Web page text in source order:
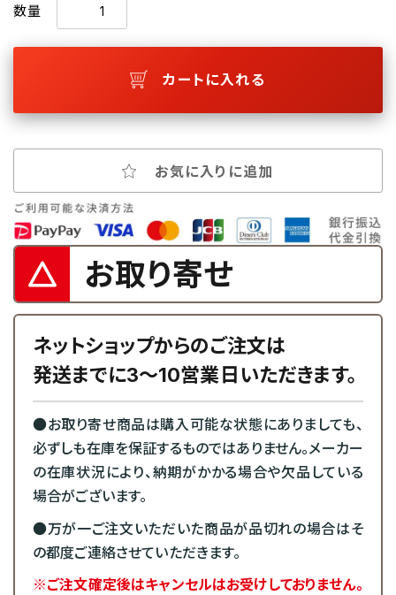
数量
カートに入れる
お気に入りに追加
お取り寄せ
ネットショップからのご注文は
発送までに3～10営業日いただきます。
●お取り寄せ商品は購入可能な状態にありましても、
必ずしも在庫を保証するものではありません。メーカー
の在庫状況により、納期がかかる場合や欠品している
場合がございます。
●万が一ご注文いただいた商品が品切れの場合はそ
の都度ご連絡させていただきます。
※ご注文確定後はキャンセルはお受けしておりません。